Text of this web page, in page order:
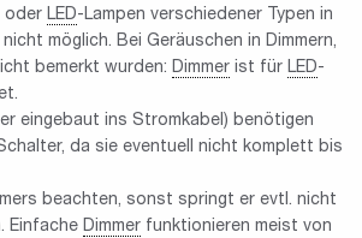
oder LED-Lampen verschiedener Typen in
möglich. Bei Geräuschen in Dimmern,
bemerkt wurden: Dimmer ist für LED-
eingebaut ins Stromkabel) benötigen
da sie eventuell nicht komplett bis
beachten, sonst springt er evtl. nicht
Einfache Dimmer funktionieren meist von